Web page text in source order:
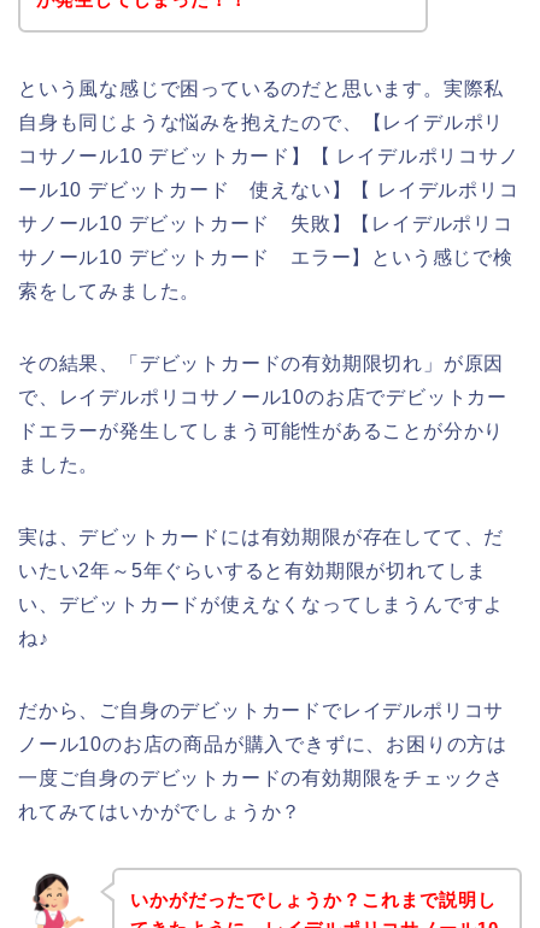
という風な感じで困っているのだと思います。実際私
自身も同じような悩みを抱えたので、【レイデルポリ
コサノール10 デビットカード】【 レイデルポリコサノ
ール10 デビットカード 使えない】【 レイデルポリコ
サノール10 デビットカード 失敗】【レイデルポリコ
サノール10 デビットカード エラー】という感じで検
索をしてみました。
その結果、「デビットカードの有効期限切れ」が原因
で、レイデルポリコサノール10のお店でデビットカー
ドエラーが発生してしまう可能性があることが分かり
ました。
実は、デビットカードには有効期限が存在してて、だ
いたい2年～5年ぐらいすると有効期限が切れてしま
い、デビットカードが使えなくなってしまうんですよ
ね♪
だから、ご自身のデビットカードでレイデルポリコサ
ノール10のお店の商品が購入できずに、お困りの方は
一度ご自身のデビットカードの有効期限をチェックさ
れてみてはいかがでしょうか？
いかがだったでしょうか？これまで説明し